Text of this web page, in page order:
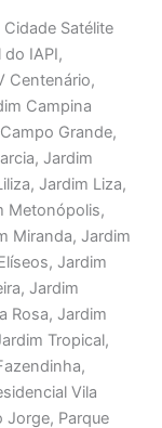
Satélite
IAPI,
Centenário,
Campina
Grande,
Jardim
Jardim Liza,
Metonópolis,
Miranda, Jardim
Jardim
Jardim
Rosa, Jardim
Tropical,
Vila
Jorge, Parque